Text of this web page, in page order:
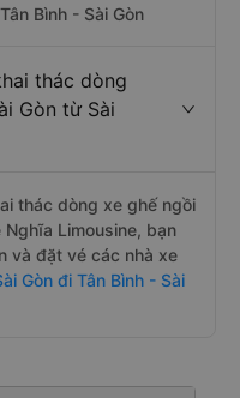
Bình - Sài Gòn
thác dòng
Gòn từ Sài
thác dòng xe ghế ngồi
Limousine, bạn
và đặt vé các nhà xe
Gòn đi Tân Bình - Sài